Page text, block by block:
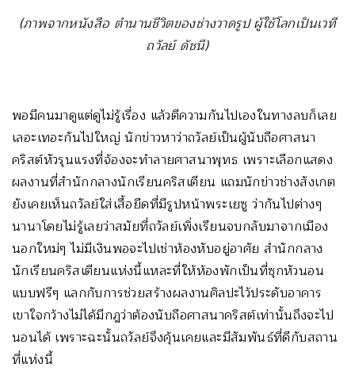
(ภาพจากหนังสือ ตำนานชีวิตของช่างวาดรูป ผู้ใช้โลกเป็นเวที
ถวัลย์ ดัชนี)
พอมีคนมาดูแต่ดูไม่รู้เรื่อง แล้วตีความกันไปเองในทางลบก็เลย
เลอะเทอะกันไปใหญ่ นักข่าวหาว่าถวัลย์เป็นผู้นับถือศาสนา
คริสต์หัวรุนแรงที่จ้องจะทำลายศาสนาพุทธ เพราะเลือกแสดง
ผลงานที่สำนักกลางนักเรียนคริสเตียน แถมนักข่าวช่างสังเกต
ยังเคยเห็นถวัลย์ใส่เสื้อยืดที่มีรูปหน้าพระเยซู ว่ากันไปต่างๆ
นานาโดยไม่รู้เลยว่าสมัยที่ถวัลย์เพิ่งเรียนจบกลับมาจากเมือง
นอกใหม่ๆ ไม่มีเงินพอจะไปเช่าห้องหับอยู่อาศัย สำนักกลาง
นักเรียนคริสเตียนแห่งนี้แหละที่ให้ห้องพักเป็นที่ซุกหัวนอน
แบบฟรีๆ แลกกับการช่วยสร้างผลงานศิลปะไว้ประดับอาคาร
เขาใจกว้างไม่ได้มีกฎว่าต้องนับถือศาสนาคริสต์เท่านั้นถึงจะไป
นอนได้ เพราะฉะนั้นถวัลย์จึงคุ้นเคยและมีสัมพันธ์ที่ดีกับสถาน
ที่แห่งนี้